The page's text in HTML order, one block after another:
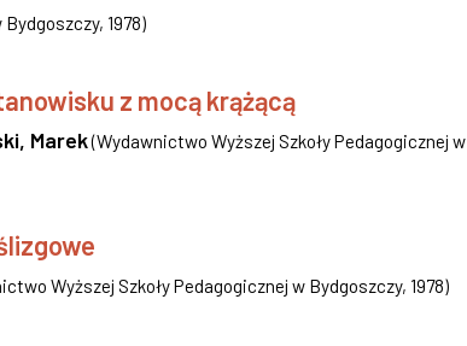
Bydgoszczy, 1978)
z mocą krążącą
Marek(Wydawnictwo Wyższej Szkoły Pedagogicznej w
Wyższej Szkoły Pedagogicznej w Bydgoszczy, 1978)